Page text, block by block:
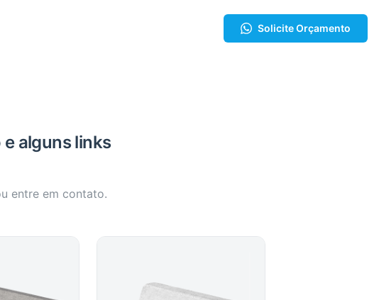
Solicite Orçamento
alguns links
entre em contato.